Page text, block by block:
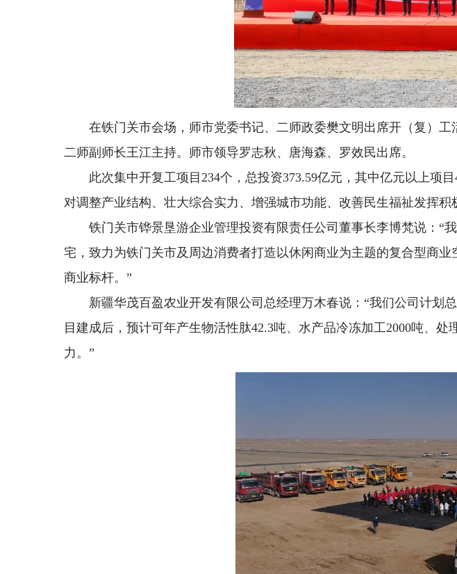
在铁门关市会场，师市党委书记、二师政委樊文明出席开（复）
二师副师长王江主持。师市领导罗志秋、唐海森、罗效民出席。
此次集中开复工项目234个，总投资373.59亿元，其中亿元以上项
对调整产业结构、壮大综合实力、增强城市功能、改善民生福祉发挥积
铁门关市铧景垦游企业管理投资有限责任公司董事长李博梵说：“
宅，致力为铁门关市及周边消费者打造以休闲商业为主题的复合型商
商业标杆。”
新疆华茂百盈农业开发有限公司总经理万木春说：“我们公司计划
目建成后，预计可年产生物活性肽42.3吨、水产品冷冻加工2000吨、
力。”